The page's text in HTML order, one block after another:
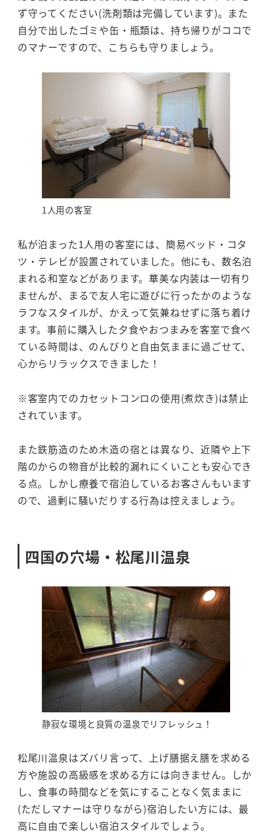
ず守ってください(洗剤類は完備しています)。また
自分で出したゴミや缶・瓶類は、持ち帰りがココで
のマナーですので、こちらも守りましょう。
1人用の客室
私が泊まった1人用の客室には、簡易ベッド・コタ
ツ・テレビが設置されていました。他にも、数名泊
まれる和室などがあります。華美な内装は一切有り
ませんが、まるで友人宅に遊びに行ったかのような
ラフなスタイルが、かえって気兼ねせずに落ち着け
ます。事前に購入した夕食やおつまみを客室で食べ
ている時間は、のんびりと自由気ままに過ごせて、
心からリラックスできました！
※客室内でのカセットコンロの使用(煮炊き)は禁止
されています。
また鉄筋造のため木造の宿とは異なり、近隣や上下
階のからの物音が比較的漏れにくいことも安心でき
る点。しかし療養で宿泊しているお客さんもいます
ので、過剰に騒いだりする行為は控えましょう。
四国の穴場・松尾川温泉
静寂な環境と良質の温泉でリフレッシュ！
松尾川温泉はズバリ言って、上げ膳据え膳を求める
方や施設の高級感を求める方には向きません。しか
し、食事の時間などを気にすることなく気ままに
(ただしマナーは守りながら)宿泊したい方には、最
高に自由で楽しい宿泊スタイルでしょう。